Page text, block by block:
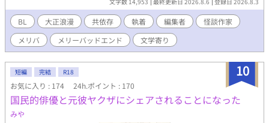
作品ですので、 どうぞお気軽に楽しんでいただけると嬉しいです
♪♪ 年齢制限要素としては、監禁、拘束、陵辱、媚薬、リバ、TS
が含まれます。 年齢制限シーンにはタイトルに*が、未満だけどそ
んな感じの雰囲気のところには（*）がついています。 戦闘等で
でも内容は成り立っておりますが、両方合わせるとお互いの心の
動きがより一層深まることになるかもしれません。
BL 大正浪漫 共依存 執着 編集者
怪談作家
メリバ
メリーバッドエンド 文学寄り
10
短編 完結 R18
お気に入り : 174 24h.ポイント : 170
国民的俳優と元彼ヤクザにシェアされることになった
みや